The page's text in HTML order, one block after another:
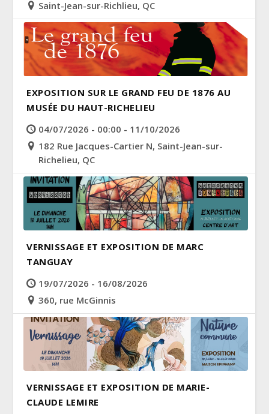
Saint-Jean-sur-Richlieu, QC
EXPOSITION SUR LE GRAND FEU DE 1876 AU
MUSÉE DU HAUT-RICHELIEU
04/07/2026 - 00:00 - 11/10/2026
182 Rue Jacques-Cartier N, Saint-Jean-sur-
Richelieu, QC
VERNISSAGE ET EXPOSITION DE MARC
TANGUAY
19/07/2026 - 16/08/2026
360, rue McGinnis
VERNISSAGE ET EXPOSITION DE MARIE-
CLAUDE LEMIRE